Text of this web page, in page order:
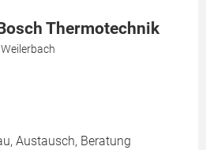
Thermotechnik
Austausch, Beratung